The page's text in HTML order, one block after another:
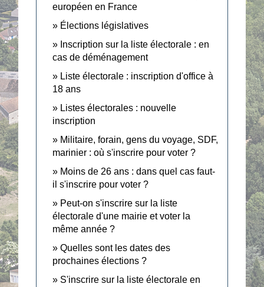
européen en France
Élections législatives
Inscription sur la liste électorale : en
cas de déménagement
Liste électorale : inscription d'office à
18 ans
Listes électorales : nouvelle
inscription
Militaire, forain, gens du voyage, SDF,
marinier : où s'inscrire pour voter ?
Moins de 26 ans : dans quel cas faut-
il s'inscrire pour voter ?
Peut-on s'inscrire sur la liste
électorale d'une mairie et voter la
même année ?
Quelles sont les dates des
prochaines élections ?
S'inscrire sur la liste électorale en